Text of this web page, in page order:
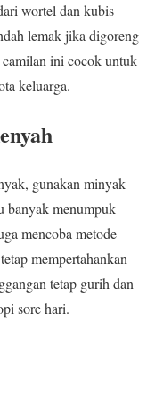
wortel dan kubis
lemak jika digoreng
camilan ini cocok untuk
keluarga.
gunakan minyak
banyak menumpuk
mencoba metode
mempertahankan
tetap gurih dan
sore hari.